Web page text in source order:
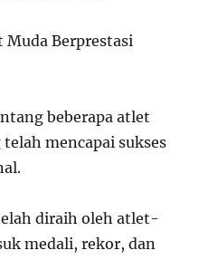
Muda Berprestasi
beberapa atlet
mencapai sukses
diraih oleh atlet-
medali, rekor, dan